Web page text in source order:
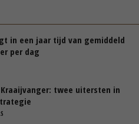
in een jaar tijd van gemiddeld
per dag
twee uitersten in